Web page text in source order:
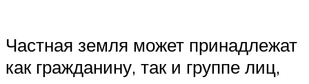
Частная земля может принадлежат
как гражданину, так и группе лиц,